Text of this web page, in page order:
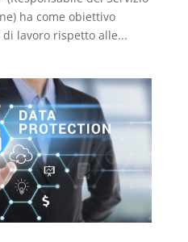
ha come obiettivo
lavoro rispetto alle...